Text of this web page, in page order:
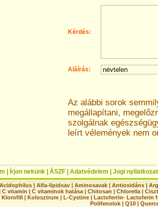
Kérdés:
Aláírás:
Az alábbi sorok
megállapítani,
szolgálnak
leírt vélemények nem
Írjon nekünk ÁSZF Adatvédelem Jogi nyilatkozat
Acidophilus |Alfa-lipidsav |Aminosavak |Antioxidáns |
C vitamin | C vitaminok hatása | Chitosan | Chlorella |
Klorofill | Kolosztrum | L-Cystine | Lactoferrin- Lactoferin
Polifenolok |Q10 |